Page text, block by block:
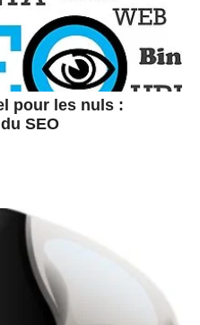
pour les nuls :
SEO